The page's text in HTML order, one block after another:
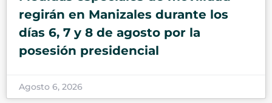
regirán en Manizales durante los
días 6, 7 y 8 de agosto por la
posesión presidencial
Agosto 6, 2026